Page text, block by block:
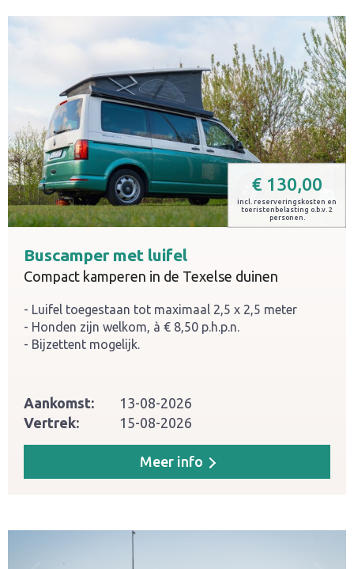
€ 130,00
incl. reserveringskosten en
toeristenbelasting o.b.v. 2
personen.
Buscamper met luifel
Compact kamperen in de Texelse duinen
Luifel toegestaan tot maximaal 2,5 x 2,5 meter
Honden zijn welkom, à € 8,50 p.h.p.n.
Bijzettent mogelijk.
Aankomst:
13-08-2026
Vertrek:
15-08-2026
Meer info